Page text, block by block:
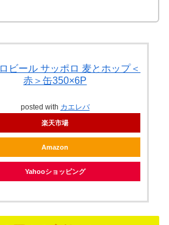
ビール サッポロ 麦とホップ＜
赤＞缶350×6P
posted with カエレバ
楽天市場
Amazon
Yahooショッピング